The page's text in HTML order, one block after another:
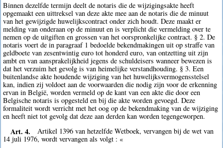
Binnen dezelfde termijn deelt de notaris die de wijzigingsakte heeft
opgemaakt een uittreksel van deze akte mee aan de notaris die de minuut
van het gewijzigde huwelijkscontract onder zich houdt. Deze maakt er
melding van onderaan op de minuut en is verplicht die vermelding over te
nemen op de uitgiften en grossen van het oorspronkelijke contract. § 2. De
notaris voert de in paragraaf 1 bedoelde bekendmakingen uit op straffe van
geldboete van zesentwintig euro tot honderd euro, van ontzetting uit zijn
ambt en van aansprakelijkheid jegens de schuldeisers wanneer bewezen is
dat het verzuim het gevolg is van heimelijke verstandhouding. § 3. Een
buitenlandse akte houdende wijziging van het huwelijksvermogensstelsel
kan, indien zij voldoet aan de voorwaarden die nodig zijn voor de erkenning
ervan in België, worden vermeld op de kant van een akte die door een
Belgische notaris is opgesteld en bij die akte worden gevoegd. Deze
formaliteit wordt verricht met het oog op de bekendmaking van de wijziging
en heeft niet tot gevolg dat deze aan derden kan worden tegengeworpen.
Art. 4.
Artikel 1396 van hetzelfde Wetboek, vervangen bij de wet van
14 juli 1976, wordt vervangen als volgt : «